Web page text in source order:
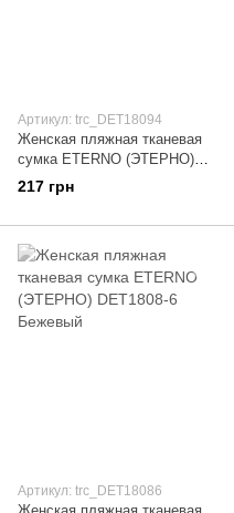
Артикул: trc_DET18094
Женская пляжная тканевая
сумка ETERNO (ЭТЕРНО)
DET1809-4 Голубой
217 грн
Артикул: trc_DET18086